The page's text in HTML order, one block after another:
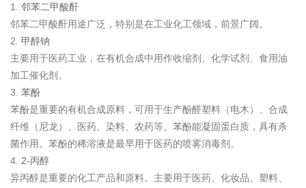
1. 邻苯二甲酸酐
邻苯二甲酸酐用途广泛，特别是在工业化工领域，前景广阔。
2. 甲醇钠
主要用于医药工业，在有机合成中用作收缩剂、化学试剂、食用油
加工催化剂。
3. 苯酚
苯酚是重要的有机合成原料，可用于生产酚醛塑料（电木）、合成
纤维（尼龙）、医药、染料、农药等。苯酚能凝固蛋白质，具有杀
菌作用。 苯酚的稀溶液是最早用于医药的喷雾消毒剂。
4. 2-丙醇
异丙醇是重要的化工产品和原料。 主要用于医药、化妆品、塑料、